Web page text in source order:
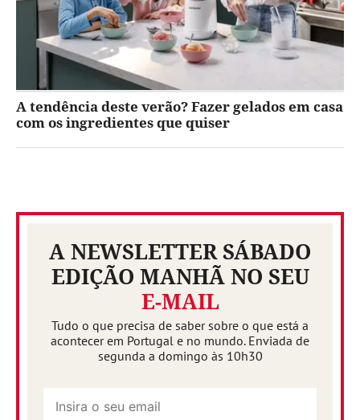
A tendência deste verão? Fazer gelados em casa
com os ingredientes que quiser
A NEWSLETTER SÁBADO
EDIÇÃO MANHÃ NO SEU
E-MAIL
Tudo o que precisa de saber sobre o que está a
acontecer em Portugal e no mundo. Enviada de
segunda a domingo às 10h30